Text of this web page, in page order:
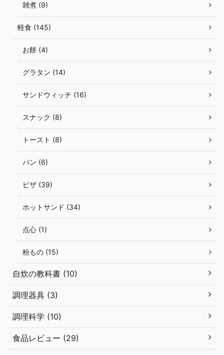
雑煮 (9)
軽食 (145)
お餅 (4)
グラタン (14)
サンドウィッチ (16)
スナック (8)
トースト (8)
パン (6)
ピザ (39)
ホットサンド (34)
点心 (1)
粉もの (15)
自炊の教科書 (10)
調理器具 (3)
調理科学 (10)
食品レビュー (29)